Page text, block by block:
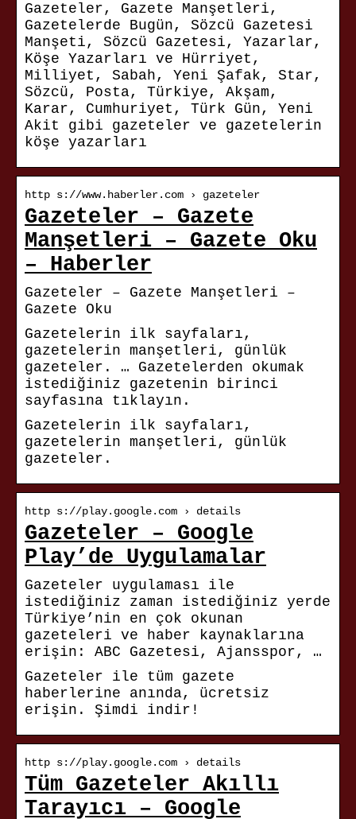
Gazeteler, Gazete Manşetleri,
Gazetelerde Bugün, Sözcü Gazetesi
Manşeti, Sözcü Gazetesi, Yazarlar,
Köşe Yazarları ve Hürriyet,
Milliyet, Sabah, Yeni Şafak, Star,
Sözcü, Posta, Türkiye, Akşam,
Karar, Cumhuriyet, Türk Gün, Yeni
Akit gibi gazeteler ve gazetelerin
köşe yazarları
http s://www.haberler.com › gazeteler
Gazeteler – Gazete
Manşetleri – Gazete Oku
– Haberler
Gazeteler – Gazete Manşetleri –
Gazete Oku
Gazetelerin ilk sayfaları,
gazetelerin manşetleri, günlük
gazeteler. … Gazetelerden okumak
istediğiniz gazetenin birinci
sayfasına tıklayın.
Gazetelerin ilk sayfaları,
gazetelerin manşetleri, günlük
gazeteler.
http s://play.google.com › details
Gazeteler – Google
Play’de Uygulamalar
Gazeteler uygulaması ile
istediğiniz zaman istediğiniz yerde
Türkiye’nin en çok okunan
gazeteleri ve haber kaynaklarına
erişin: ABC Gazetesi, Ajansspor, …
Gazeteler ile tüm gazete
haberlerine anında, ücretsiz
erişin. Şimdi indir!
http s://play.google.com › details
Tüm Gazeteler Akıllı
Tarayıcı – Google